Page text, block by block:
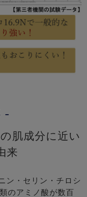
-
肌成分に近い
来
ン・セリン・チロシ
のアミノ酸が数百